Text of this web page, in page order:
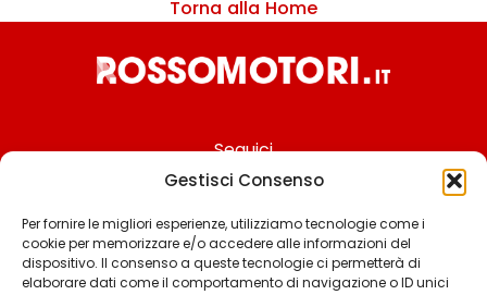
Gestisci Consenso
Per fornire le migliori esperienze, utilizziamo tecnologie come i
cookie per memorizzare e/o accedere alle informazioni del
dispositivo. Il consenso a queste tecnologie ci permetterà di
elaborare dati come il comportamento di navigazione o ID unici
Torna alla Home
Seguici
Chi siamo